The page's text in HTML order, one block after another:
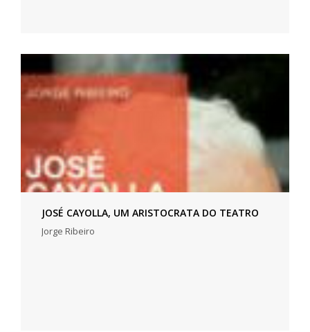
JOSÉ CAYOLLA, UM ARISTOCRATA DO TEATRO
Jorge Ribeiro